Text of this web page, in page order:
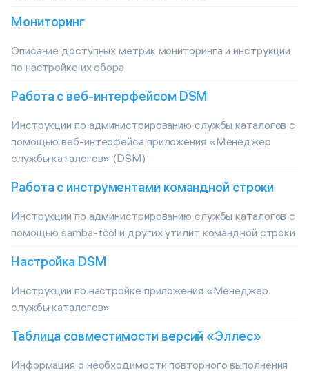
Мониторинг
Описание доступных метрик мониторинга и инструкции
по настройке их сбора
Работа с веб-интерфейсом DSM
Инструкции по администрированию службы каталогов с
помощью веб-интерфейса приложения «Менеджер
службы каталогов» (DSM)
Работа с инструментами командной строки
Инструкции по администрированию службы каталогов с
помощью samba-tool и других утилит командной строки
Настройка DSM
Инструкции по настройке приложения «Менеджер
службы каталогов»
Таблица совместимости версий «Эллес»
Информация о необходимости повторного выполнения